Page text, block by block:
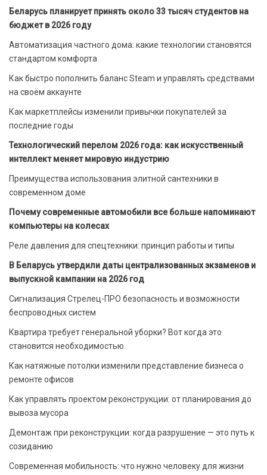
Беларусь планирует принять около 33 тысяч студентов на
бюджет в 2026 году
Автоматизация частного дома: какие технологии становятся
стандартом комфорта
Как быстро пополнить баланс Steam и управлять средствами
на своём аккаунте
Как маркетплейсы изменили привычки покупателей за
последние годы
Технологический перелом 2026 года: как искусственный
интеллект меняет мировую индустрию
Преимущества использования элитной сантехники в
современном доме
Почему современные автомобили все больше напоминают
компьютеры на колесах
Реле давления для спецтехники: принцип работы и типы
В Беларусь утвердили даты централизованных экзаменов и
выпускной кампании на 2026 год
Сигнализация Стрелец-ПРО безопасность и возможности
беспроводных систем
Квартира требует генеральной уборки? Вот когда это
становится необходимостью
Как натяжные потолки изменили представление бизнеса о
ремонте офисов
Как управлять проектом реконструкции: от планирования до
вывоза мусора
Демонтаж при реконструкции: когда разрушение — это путь к
созиданию
Современная мобильность: что нужно человеку для жизни